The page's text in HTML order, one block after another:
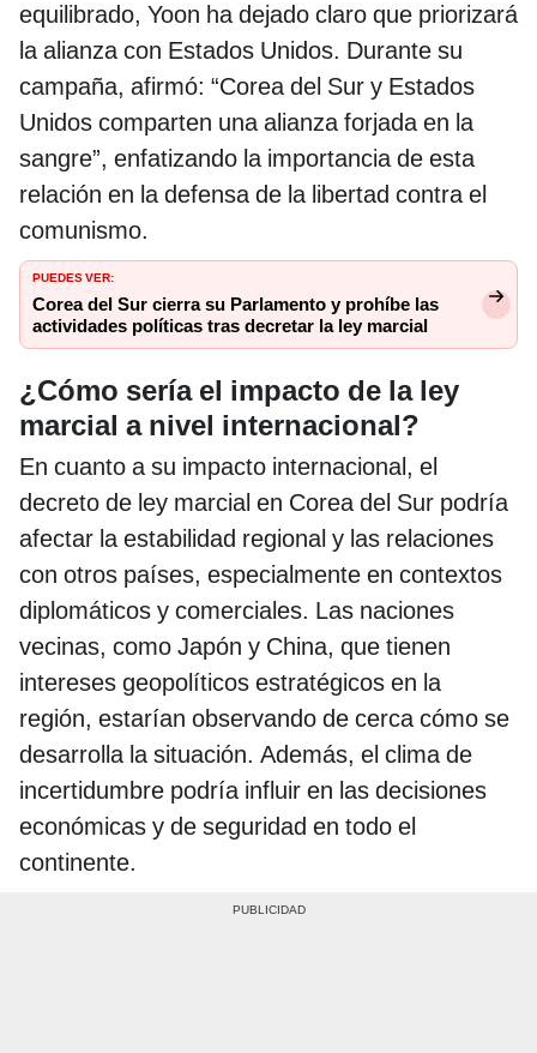
equilibrado, Yoon ha dejado claro que priorizará
la alianza con Estados Unidos. Durante su
campaña, afirmó: “Corea del Sur y Estados
Unidos comparten una alianza forjada en la
sangre”, enfatizando la importancia de esta
relación en la defensa de la libertad contra el
comunismo.
PUEDES VER:
Corea del Sur cierra su Parlamento y prohíbe las
actividades políticas tras decretar la ley marcial
¿Cómo sería el impacto de la ley
marcial a nivel internacional?
En cuanto a su impacto internacional, el
decreto de ley marcial en Corea del Sur podría
afectar la estabilidad regional y las relaciones
con otros países, especialmente en contextos
diplomáticos y comerciales. Las naciones
vecinas, como Japón y China, que tienen
intereses geopolíticos estratégicos en la
región, estarían observando de cerca cómo se
desarrolla la situación. Además, el clima de
incertidumbre podría influir en las decisiones
económicas y de seguridad en todo el
continente.